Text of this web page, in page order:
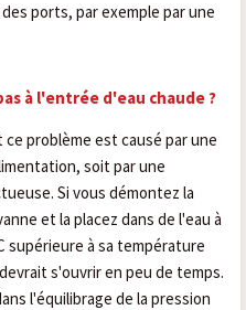
ports, par exemple par une
à l'entrée d'eau chaude ?
problème est causé par une
soit par une
Si vous démontez la
et la placez dans de l'eau à
supérieure à sa température
s'ouvrir en peu de temps.
l'équilibrage de la pression